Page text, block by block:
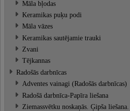
Māla bļodas
Keramikas puķu podi
Māla vāzes
Keramikas sautējamie trauki
Zvani
Tējkannas
Radošās darbnīcas
Adventes vainagi (Radošās darbnīcas)
Radošā darbnīca-Papīra liešana
Ziemassvētku noskaņās. Ģipša